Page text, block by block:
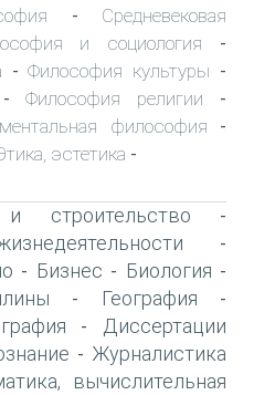
- Средневековая
и социология -
-Философия культуры -
Философия религии -
философия -
эстетика -
и строительство -
-
- Бизнес - Биология -
- География -
-
Диссертации
- Журналистика
вычислительная